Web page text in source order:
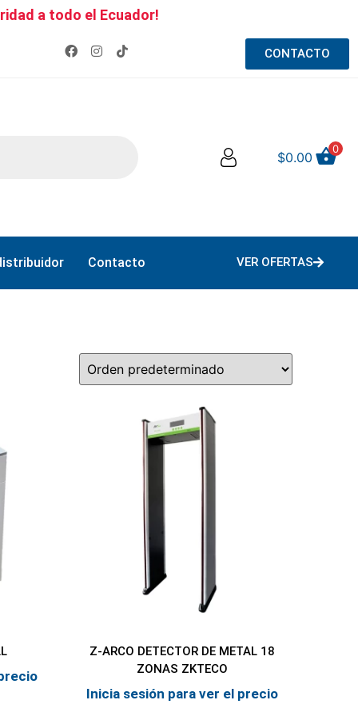
a todo el Ecuador!
CONTACTO
$0.00
0
Contacto VER OFERTAS
Z-ARCO DETECTOR DE METAL 18
ZONAS ZKTECO
Inicia sesión para ver el precio